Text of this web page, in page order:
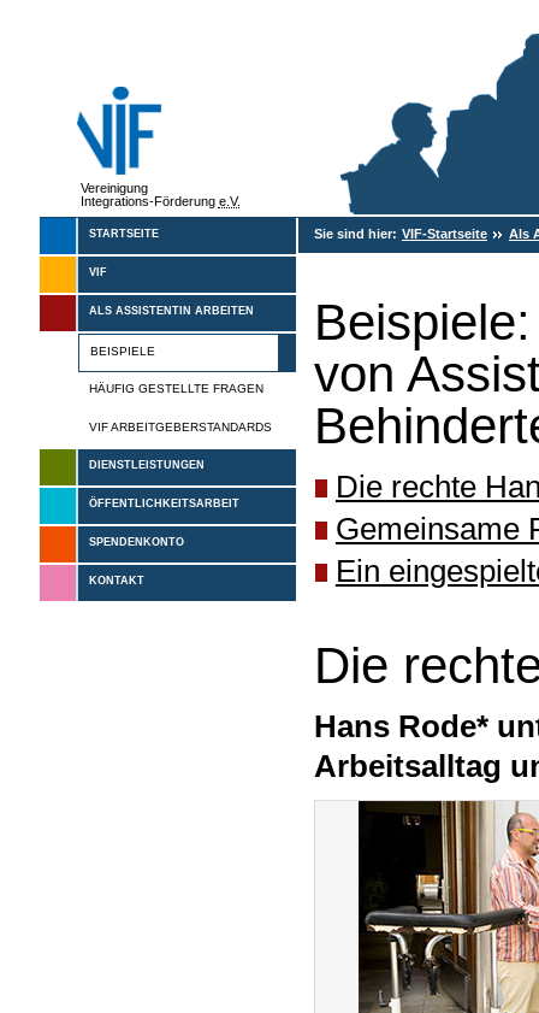
Vereinigung
Integrations-Förderung e.V.
STARTSEITE
VIF
ALS ASSISTENTIN ARBEITEN
BEISPIELE
HÄUFIG GESTELLTE FRAGEN
VIF ARBEITGEBERSTANDARDS
DIENSTLEISTUNGEN
ÖFFENTLICHKEITSARBEIT
SPENDENKONTO
KONTAKT
Sie sind hier: VIF-Startseite Als
von
Die rechte
Gemeinsame
Ein
Die
Hans Rode*
Arbeitsalltag